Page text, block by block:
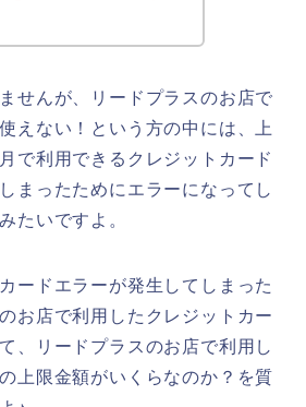
せんが、リードプラスのお店で
えない！という方の中には、上
で利用できるクレジットカード
まったためにエラーになってし
たいですよ。
ードエラーが発生してしまった
お店で利用したクレジットカー
、リードプラスのお店で利用し
上限金額がいくらなのか？を質